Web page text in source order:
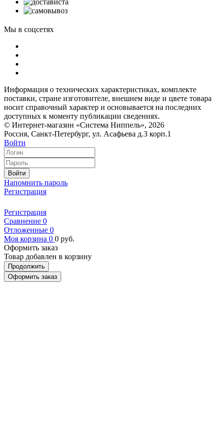
Мы в соцсетях
Информация о технических характеристиках, комплекте
поставки, стране изготовителе, внешнем виде и цвете товара
носит справочный характер и основывается на последних
доступных к моменту публикации сведениях.
© Интернет-магазин «Система Ниппель», 2026
Россия, Санкт-Петербург, ул. Асафьева д.3 корп.1
Войти
Войти
Напомнить пароль
Регистрация
Регистрация
Сравнение 0
Отложенные 0
Моя корзина 0 0 руб.
Оформить заказ
Товар добавлен в корзину
Продолжить
Оформить заказ